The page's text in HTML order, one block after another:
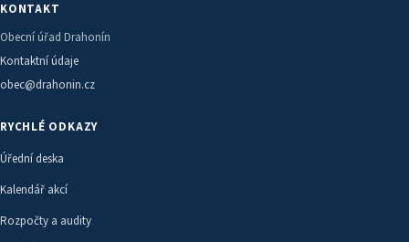
KONTAKT
Obecní úřad Drahonín
Kontaktní údaje
obec@drahonin.cz
RYCHLÉ ODKAZY
Úřední deska
Kalendář akcí
Rozpočty a audity